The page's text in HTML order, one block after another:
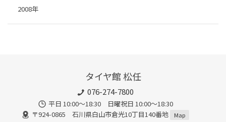
2008年
タイヤ館 松任
076-274-7800
平日 10:00～18:30 日曜祝日 10:00～18:30
〒924-0865 石川県白山市倉光10丁目140番地
Map